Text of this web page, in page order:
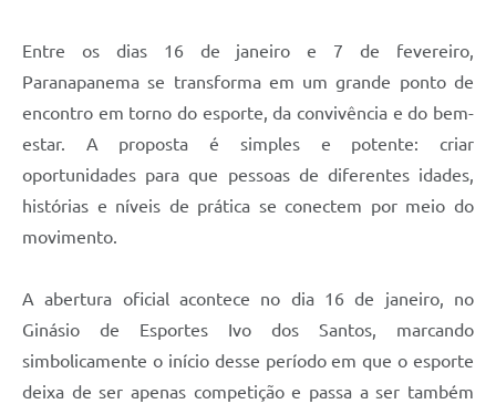
Entre os dias 16 de janeiro e 7 de fevereiro,
Paranapanema se transforma em um grande ponto de
encontro em torno do esporte, da convivência e do bem-
estar. A proposta é simples e potente: criar
oportunidades para que pessoas de diferentes idades,
histórias e níveis de prática se conectem por meio do
movimento.
A abertura oficial acontece no dia 16 de janeiro, no
Ginásio de Esportes Ivo dos Santos, marcando
simbolicamente o início desse período em que o esporte
deixa de ser apenas competição e passa a ser também